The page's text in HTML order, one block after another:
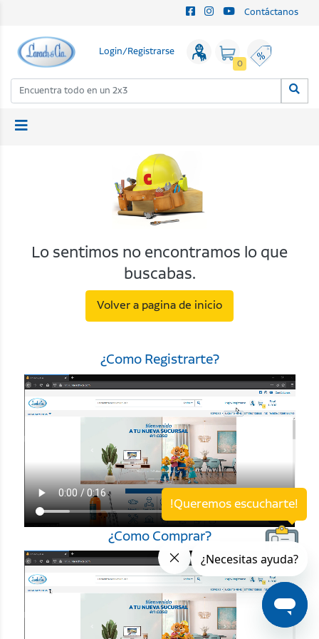
Contáctanos
Login/Registrarse
0
Lo sentimos no encontramos lo que
buscabas.
Volver a pagina de inicio
¿Como Registrarte?
¿Como Comprar?
!Queremos escucharte!